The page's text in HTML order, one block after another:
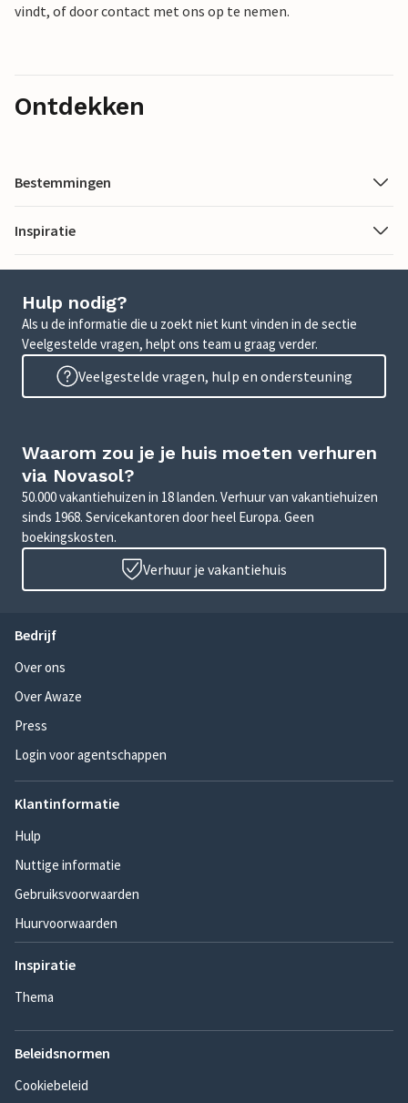
vindt, of door contact met ons op te nemen.
Ontdekken
Bestemmingen
Inspiratie
Hulp nodig?
Als u de informatie die u zoekt niet kunt vinden in de sectie
Veelgestelde vragen, helpt ons team u graag verder.
Veelgestelde vragen, hulp en ondersteuning
Waarom zou je je huis moeten verhuren
via Novasol?
50.000 vakantiehuizen in 18 landen. Verhuur van vakantiehuizen
sinds 1968. Servicekantoren door heel Europa. Geen
boekingskosten.
Verhuur je vakantiehuis
Bedrijf
Over ons
Over Awaze
Press
Login voor agentschappen
Klantinformatie
Hulp
Nuttige informatie
Gebruiksvoorwaarden
Huurvoorwaarden
Inspiratie
Thema
Beleidsnormen
Cookiebeleid